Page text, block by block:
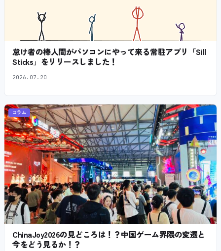
怠け者の棒人間がパソコンにやって来る常駐アプリ「Sill
Sticks」をリリースしました！
2026.07.20
コラム
ChinaJoy2026の見どころは！？中国ゲーム界隈の変遷と
今をどう見るか！？